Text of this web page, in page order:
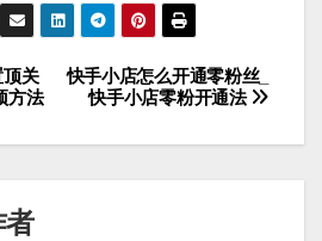
快手小店怎么开通零粉丝_
快手小店零粉开通法
关
方法